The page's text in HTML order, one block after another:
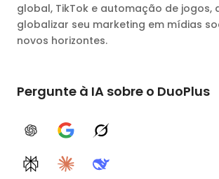
global, TikTok e automação de jogos,
globalizar seu marketing em mídias
novos horizontes.
Pergunte à IA sobre o DuoPlus
ChatGPTGoogle AIGrok
PerplexityClaudeDeepSeek